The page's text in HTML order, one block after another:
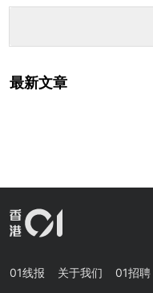
最新文章
01线报 关于我们 01招聘